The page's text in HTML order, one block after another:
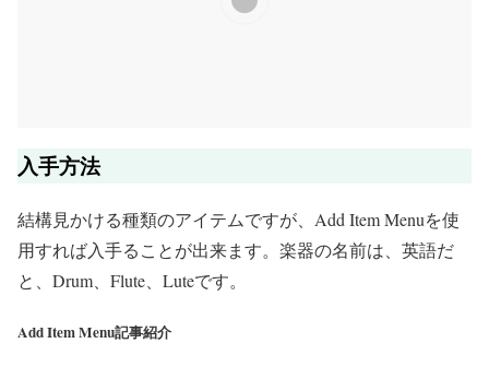
入手方法
結構見かける種類のアイテムですが、Add Item Menuを使
用すれば入手ることが出来ます。楽器の名前は、英語だ
と、Drum、Flute、Luteです。
Add Item Menu記事紹介